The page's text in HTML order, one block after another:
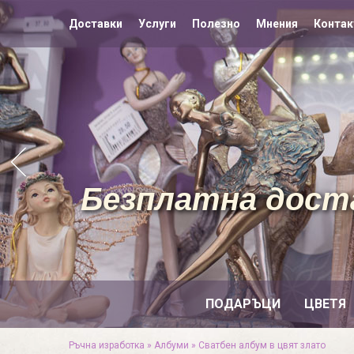
Доставки Услуги Полезно Мнения
ПОДАРЪЦИ ЦВЕТЯ
Безплатна
Ръчна изработка » Албуми » Сватбен албум в цвят злато